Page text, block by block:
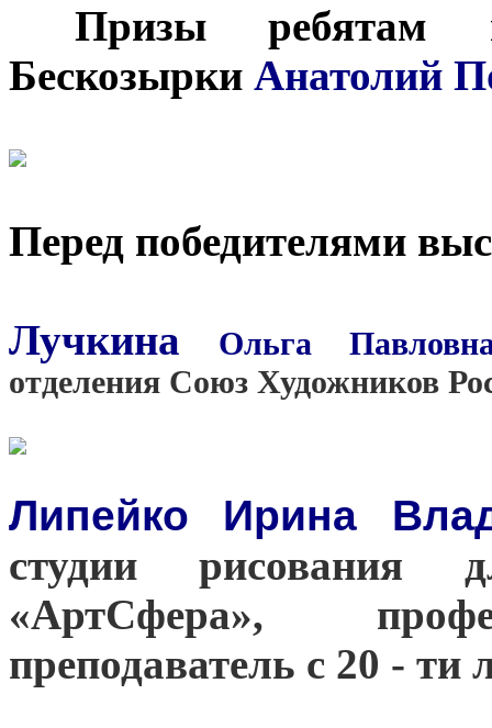
Призы ребятам
Бескозырки Анатолий
Перед победителями
Лучкина
Ольга
отделения Союз Художников
Липейко Ирина
студии рисования
«АртСфера»,
преподаватель с 20 -